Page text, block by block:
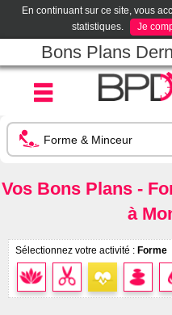
En continuant sur ce site, vous
statistiques.
Je
Bons Plans
Vos Bons Plans -
à
Sélectionnez votre activité : Forme